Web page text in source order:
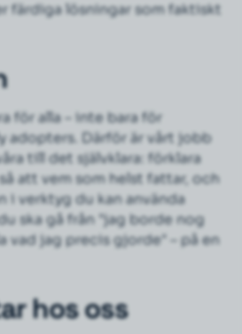
färdiga lösningar som faktiskt
för alla – inte bara för
adopters. Därför är vårt jobb
till det självklara: förklara
att vem som helst fattar, och
i verktyg du kan använda
ska gå från "jag borde nog
vad jag precis gjorde" – på en
hos oss